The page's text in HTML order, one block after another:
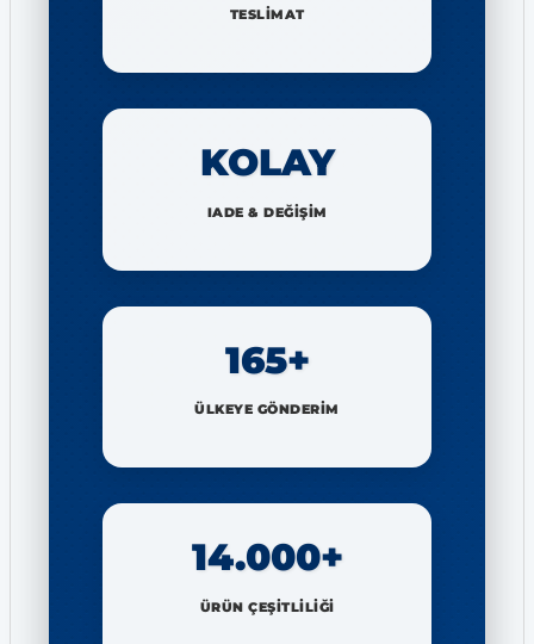
TESLİMAT
KOLAY
IADE & DEĞİŞİM
165+
ÜLKEYE GÖNDERİM
14.000+
ÜRÜN ÇEŞİTLİLİĞİ